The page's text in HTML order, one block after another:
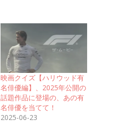
映画クイズ【ハリウッド有
名俳優編】、2025年公開の
話題作品に登場の、あの有
名俳優を当てて！
2025-06-23